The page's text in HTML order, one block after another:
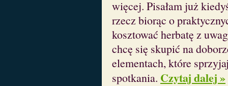
więcej. Pisałam już
rzecz biorąc o
kosztować herbatę z
chcę się skupić na
elementach, które
spotkania. Czytaj dalej »